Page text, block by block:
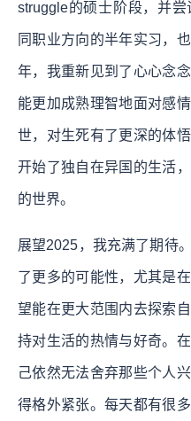
struggle的硕士阶段，并
同职业方向的半年实习，
年，我重新见到了心心念
能更加成熟理智地面对感
世，对生死有了更深的体
开始了独自在异国的生活
的世界。
展望2025，我充满了期待
了更多的可能性，尤其是
望能在更大范围内去探索
持对生活的热情与好奇。
己依然无法舍弃那些个人
得格外紧张。每天都有很